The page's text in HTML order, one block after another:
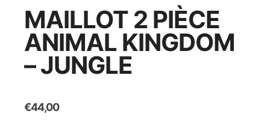
MAILLOT 2 PIÈCE
ANIMAL KINGDOM
– JUNGLE
€44,00